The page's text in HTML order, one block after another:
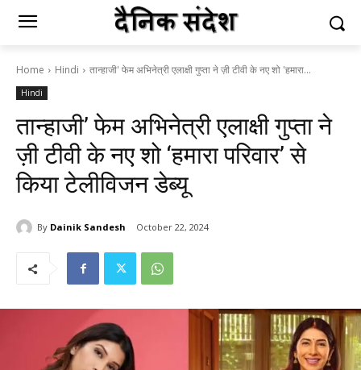
Home Hindi तान्हाजी' फेम अभिनेत्री एलाक्षी गुप्ता ने ज़ी टीवी के नए शो 'हमारा...
Hindi
तान्हाजी’ फेम अभिनेत्री एलाक्षी गुप्ता ने
ज़ी टीवी के नए शो ‘हमारा परिवार’ से
किया टेलीविजन डेब्यू
By Dainik Sandesh October 22, 2024